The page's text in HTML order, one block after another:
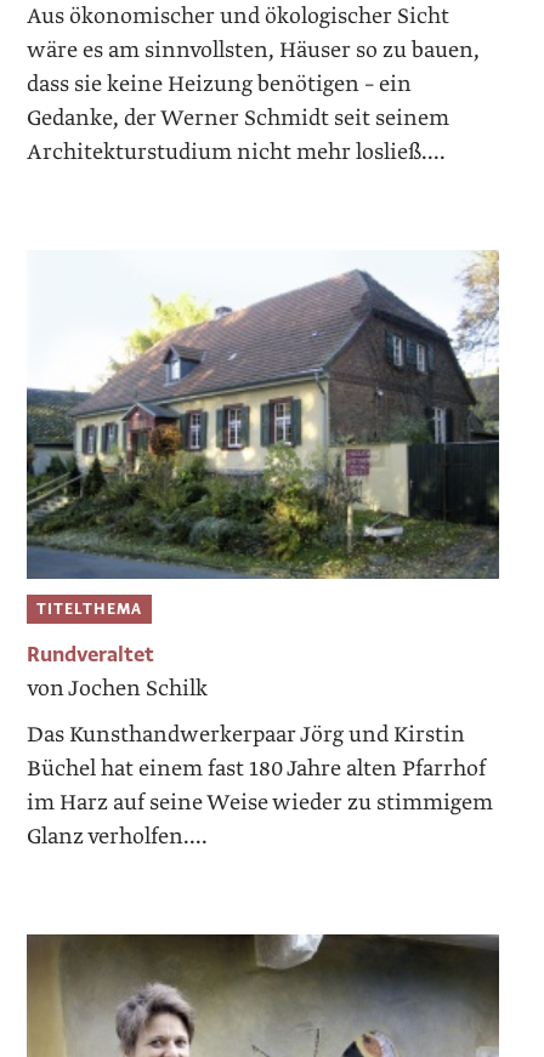
Aus ökonomischer und ökologischer Sicht
wäre es am sinnvollsten, Häuser so zu bauen,
dass sie keine ­Heizung benötigen – ein
Gedanke, der Werner Schmidt seit seinem
Architekturstudium nicht mehr losließ....
TITELTHEMA
Rundveraltet
von Jochen Schilk
Das Kunsthandwerkerpaar Jörg und Kirstin
Büchel hat einem fast 180 Jahre alten Pfarrhof
im Harz auf seine Weise wieder zu stimmigem
Glanz verholfen....